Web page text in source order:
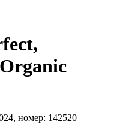
номер: 142520